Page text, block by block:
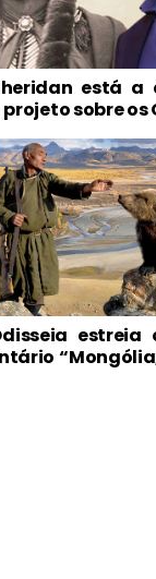
está a
sobre os
estreia